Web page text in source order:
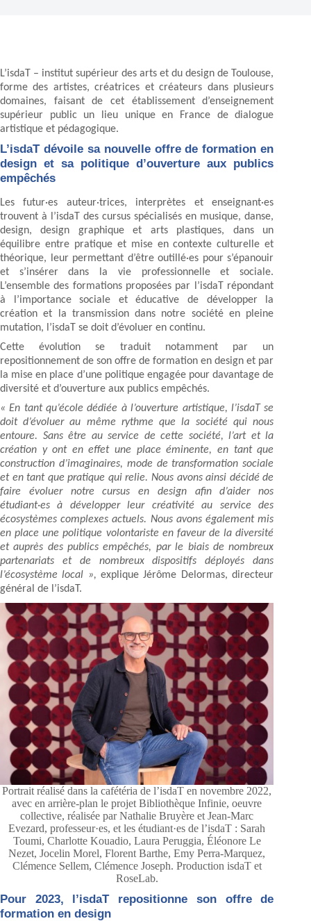
L’isdaT – institut supérieur des arts et du design de Toulouse,
forme des artistes, créatrices et créateurs dans plusieurs
domaines, faisant de cet établissement d’enseignement
supérieur public un lieu unique en France de dialogue
artistique et pédagogique.
L’isdaT dévoile sa nouvelle offre de formation en
design et sa politique d’ouverture aux publics
empêchés
Les futur·es auteur·trices, interprètes et enseignant·es
trouvent à l’isdaT des cursus spécialisés en musique, danse,
design, design graphique et arts plastiques, dans un
équilibre entre pratique et mise en contexte culturelle et
théorique, leur permettant d’être outillé·es pour s’épanouir
et s’insérer dans la vie professionnelle et sociale.
L’ensemble des formations proposées par l’isdaT répondant
à l’importance sociale et éducative de développer la
création et la transmission dans notre société en pleine
mutation, l’isdaT se doit d’évoluer en continu.
Cette évolution se traduit notamment par un
repositionnement de son offre de formation en design et par
la mise en place d’une politique engagée pour davantage de
diversité et d’ouverture aux publics empêchés.
« En tant qu’école dédiée à l’ouverture artistique, l’isdaT se
doit d’évoluer au même rythme que la société qui nous
entoure. Sans être au service de cette société, l’art et la
création y ont en effet une place éminente, en tant que
construction d’imaginaires, mode de transformation sociale
et en tant que pratique qui relie. Nous avons ainsi décidé de
faire évoluer notre cursus en design afin d’aider nos
étudiant·es à développer leur créativité au service des
écosystèmes complexes actuels. Nous avons également mis
en place une politique volontariste en faveur de la diversité
et auprès des publics empêchés, par le biais de nombreux
partenariats et de nombreux dispositifs déployés dans
l’écosystème local », explique Jérôme Delormas, directeur
général de l’isdaT.
Portrait réalisé dans la cafétéria de l’isdaT en novembre 2022,
avec en arrière-plan le projet Bibliothèque Infinie, oeuvre
collective, réalisée par Nathalie Bruyère et Jean-Marc
Evezard, professeur·es, et les étudiant·es de l’isdaT : Sarah
Toumi, Charlotte Kouadio, Laura Peruggia, Éléonore Le
Nezet, Jocelin Morel, Florent Barthe, Emy Perra-Marquez,
Clémence Sellem, Clémence Joseph. Production isdaT et
RoseLab.
Pour 2023, l’isdaT repositionne son offre de
formation en design